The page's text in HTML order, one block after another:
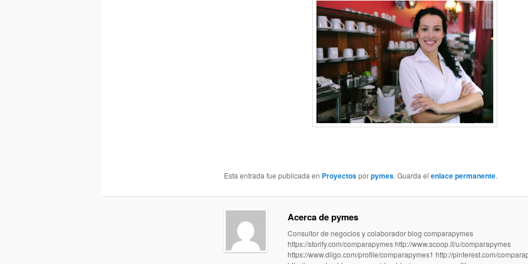
Esta entrada fue publicada en Proyectosporpymes. Guarda el enlace permanente.
Acerca de pymes
Consultor de negocios y colaborador blog comparapymes
https://storify.com/comparapymes http://www.scoop.it/u/comparapymes
https://www.diigo.com/profile/comparapymes1 http://pinterest.com/